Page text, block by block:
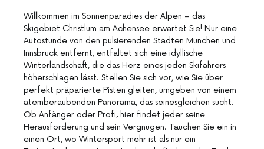
Willkommen im Sonnenparadies der Alpen – das
Skigebiet Christlum am Achensee erwartet Sie! Nur eine
Autostunde von den pulsierenden Städten München und
Innsbruck entfernt, entfaltet sich eine idyllische
Winterlandschaft, die das Herz eines jeden Skifahrers
höherschlagen lässt. Stellen Sie sich vor, wie Sie über
perfekt präparierte Pisten gleiten, umgeben von einem
atemberaubenden Panorama, das seinesgleichen sucht.
Ob Anfänger oder Profi, hier findet jeder seine
Herausforderung und sein Vergnügen. Tauchen Sie ein in
einen Ort, wo Wintersport mehr ist als nur ein